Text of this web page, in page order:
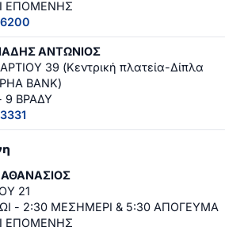
ΕΠΟΜΕΝΗΣ
ΑΝΤΩΝΙΟΣ
39 (Κεντρική πλατεία-Δίπλα
BANK)
9 ΒΡΑΔΥ
ΑΘΑΝΑΣΙΟΣ
21
- 2:30 ΜΕΣΗΜΕΡΙ & 5:30 ΑΠΟΓΕΥΜΑ
ΕΠΟΜΕΝΗΣ